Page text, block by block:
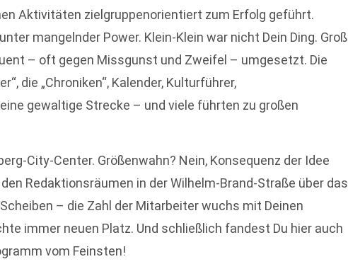
Aktivitäten zielgruppenorientiert zum Erfolg geführt.
mangelnder Power. Klein-Klein war nicht Dein Ding. Groß
– oft gegen Missgunst und Zweifel – umgesetzt. Die
die „Chroniken“, Kalender, Kulturführer,
gewaltige Strecke – und viele führten zu großen
City-Center. Größenwahn? Nein, Konsequenz der Idee
den Redaktionsräumen in der Wilhelm-Brand-Straße über das
– die Zahl der Mitarbeiter wuchs mit Deinen
immer neuen Platz. Und schließlich fandest Du hier auch
vom Feinsten!